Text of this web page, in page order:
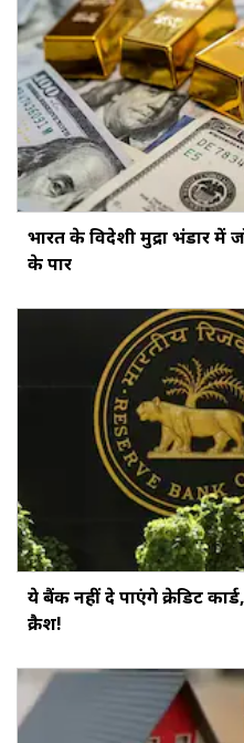
भारत के विदेशी मुद्रा भंडार में
के पार
ये बैंक नहीं दे पाएंगे क्रेडिट
क्रैश!